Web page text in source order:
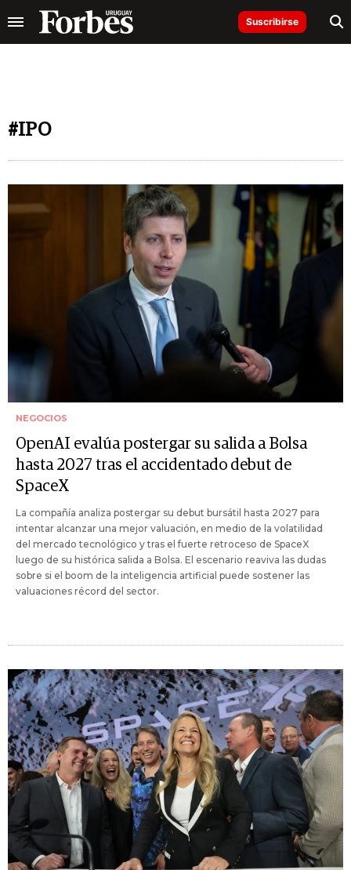
Suscribirse
#IPO
NEGOCIOS
OpenAI evalúa postergar su salida a Bolsa
hasta 2027 tras el accidentado debut de
SpaceX
La compañía analiza postergar su debut bursátil hasta 2027 para
intentar alcanzar una mejor valuación, en medio de la volatilidad
del mercado tecnológico y tras el fuerte retroceso de SpaceX
luego de su histórica salida a Bolsa. El escenario reaviva las dudas
sobre si el boom de la inteligencia artificial puede sostener las
valuaciones récord del sector.